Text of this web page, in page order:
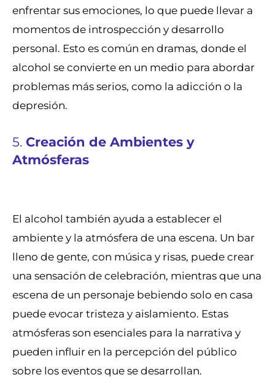
enfrentar sus emociones, lo que puede llevar a
momentos de introspección y desarrollo
personal. Esto es común en dramas, donde el
alcohol se convierte en un medio para abordar
problemas más serios, como la adicción o la
depresión.
5. Creación de Ambientes y
Atmósferas
El alcohol también ayuda a establecer el
ambiente y la atmósfera de una escena. Un bar
lleno de gente, con música y risas, puede crear
una sensación de celebración, mientras que una
escena de un personaje bebiendo solo en casa
puede evocar tristeza y aislamiento. Estas
atmósferas son esenciales para la narrativa y
pueden influir en la percepción del público
sobre los eventos que se desarrollan.